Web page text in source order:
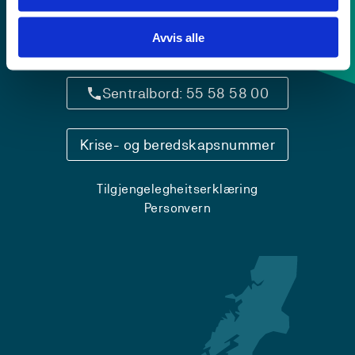
Avvis alle
Sentralbord: 55 58 58 00
Krise- og beredskapsnummer
Tilgjengelegheitserklæring
Personvern